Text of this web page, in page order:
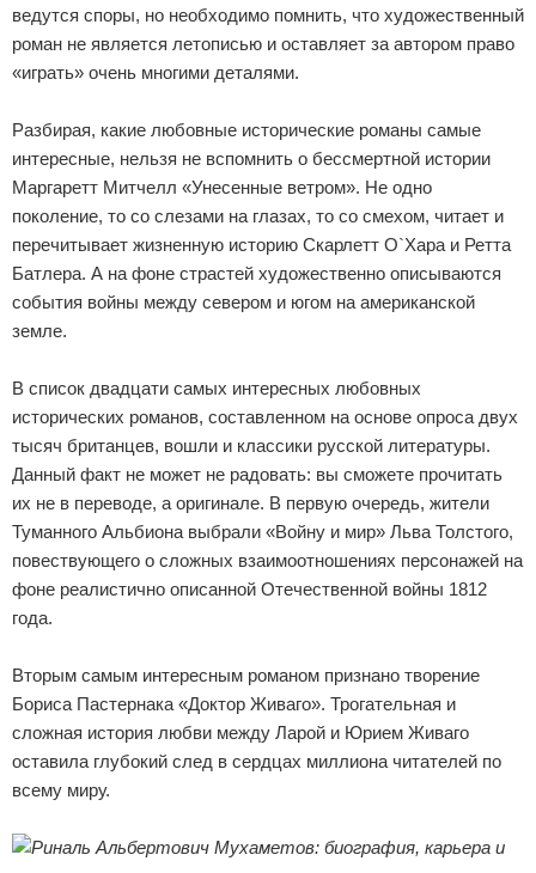
ведутся споры, но необходимо помнить, что художественный
роман не является летописью и оставляет за автором право
«играть» очень многими деталями.
Разбирая, какие любовные исторические романы самые
интересные, нельзя не вспомнить о бессмертной истории
Маргаретт Митчелл «Унесенные ветром». Не одно
поколение, то со слезами на глазах, то со смехом, читает и
перечитывает жизненную историю Скарлетт О`Хара и Ретта
Батлера. А на фоне страстей художественно описываются
события войны между севером и югом на американской
земле.
В список двадцати самых интересных любовных
исторических романов, составленном на основе опроса двух
тысяч британцев, вошли и классики русской литературы.
Данный факт не может не радовать: вы сможете прочитать
их не в переводе, а оригинале. В первую очередь, жители
Туманного Альбиона выбрали «Войну и мир» Льва Толстого,
повествующего о сложных взаимоотношениях персонажей на
фоне реалистично описанной Отечественной войны 1812
года.
Вторым самым интересным романом признано творение
Бориса Пастернака «Доктор Живаго». Трогательная и
сложная история любви между Ларой и Юрием Живаго
оставила глубокий след в сердцах миллиона читателей по
всему миру.